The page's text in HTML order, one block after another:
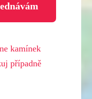
kamínek
případně